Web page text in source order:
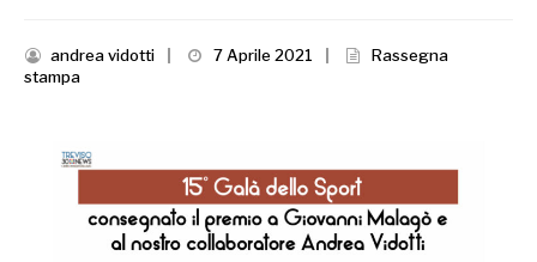
andrea vidotti 7 Aprile 2021
Rassegna
stampa